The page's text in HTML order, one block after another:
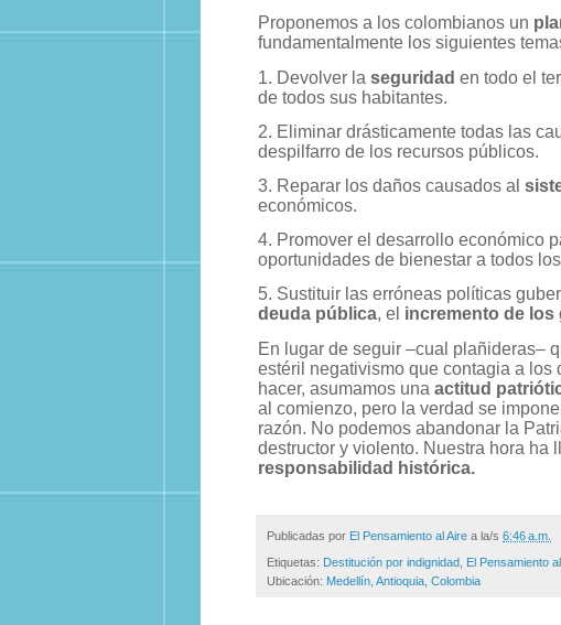
Proponemos a los colombianos un
fundamentalmente los siguientes
1. Devolver la seguridad en todo el
de todos sus habitantes.
2. Eliminar drásticamente todas las
despilfarro de los recursos públicos.
3. Reparar los daños causados al
económicos.
4. Promover el desarrollo económico
oportunidades de bienestar a todos
5. Sustituir las erróneas políticas
deuda pública, el incremento de los
En lugar de seguir –cual plañideras–
estéril negativismo que contagia a
hacer, asumamos una actitud
al comienzo, pero la verdad se
razón. No podemos abandonar la
destructor y violento. Nuestra hora ha
responsabilidad histórica.
Publicadas por El Pensamiento al Aire a la/s 6:46 a.m.
Etiquetas: Destitución por indignidad El Pensamiento
Ubicación: Medellín, Antioquia, Colombia